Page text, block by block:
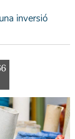
inversió